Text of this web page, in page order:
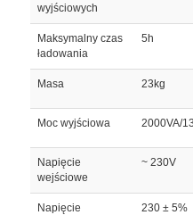
wyjściowych
Maksymalny czas
ładowania
5h
Masa 23kg
Moc wyjściowa 2000VA/
Napięcie
wejściowe
~ 230V
Napięcie
230 ± 5%